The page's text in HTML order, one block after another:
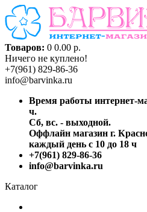
Товаров: 0 0.00 р.
Ничего не куплено!
+7(961) 829-86-36
info@barvinka.ru
Время работы интернет-
ч.
Сб, вс. - выходной.
Оффлайн магазин г.
каждый день с 10 до 18 ч
+7(961) 829-86-36
info@barvinka.ru
Каталог